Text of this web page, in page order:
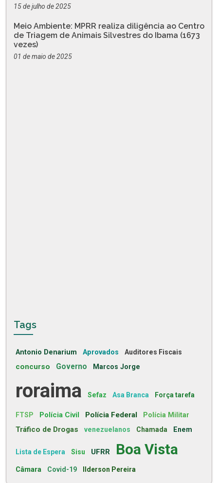
15 de julho de 2025
Meio Ambiente: MPRR realiza diligência ao Centro
de Triagem de Animais Silvestres do Ibama (1673
vezes)
01 de maio de 2025
Tags
Antonio Denarium Aprovados Auditores Fiscais
concurso Governo Marcos Jorge
roraima Sefaz Asa Branca Força tarefa
FTSP Polícia Civil Polícia Federal Polícia Militar
Tráfico de Drogas venezuelanos Chamada Enem
Lista de Espera Sisu UFRR Boa Vista
Câmara Covid-19 Ilderson Pereira